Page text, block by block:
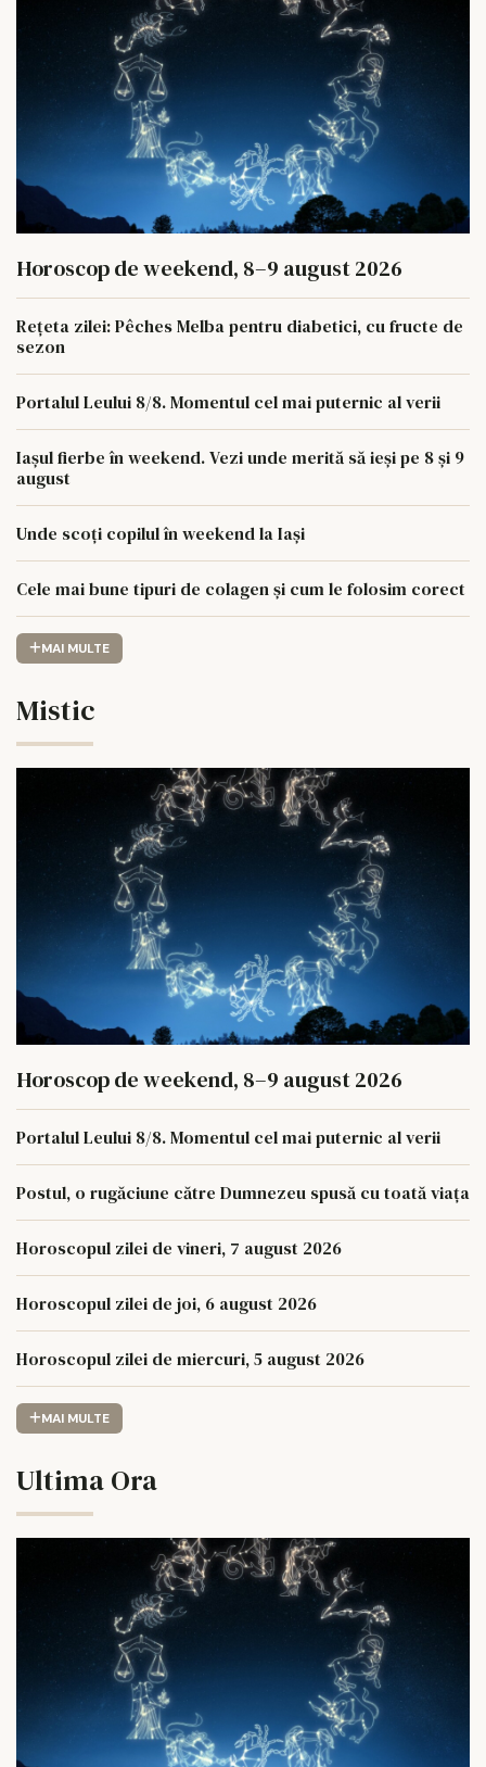
Horoscop de weekend, 8–9 august 2026
Rețeta zilei: Pêches Melba pentru diabetici, cu fructe de
sezon
Portalul Leului 8/8. Momentul cel mai puternic al verii
Iașul fierbe în weekend. Vezi unde merită să ieși pe 8 și 9
august
Unde scoți copilul în weekend la Iași
Cele mai bune tipuri de colagen și cum le folosim corect
MAI MULTE
Mistic
Horoscop de weekend, 8–9 august 2026
Portalul Leului 8/8. Momentul cel mai puternic al verii
Postul, o rugăciune către Dumnezeu spusă cu toată viața
Horoscopul zilei de vineri, 7 august 2026
Horoscopul zilei de joi, 6 august 2026
Horoscopul zilei de miercuri, 5 august 2026
MAI MULTE
Ultima Ora